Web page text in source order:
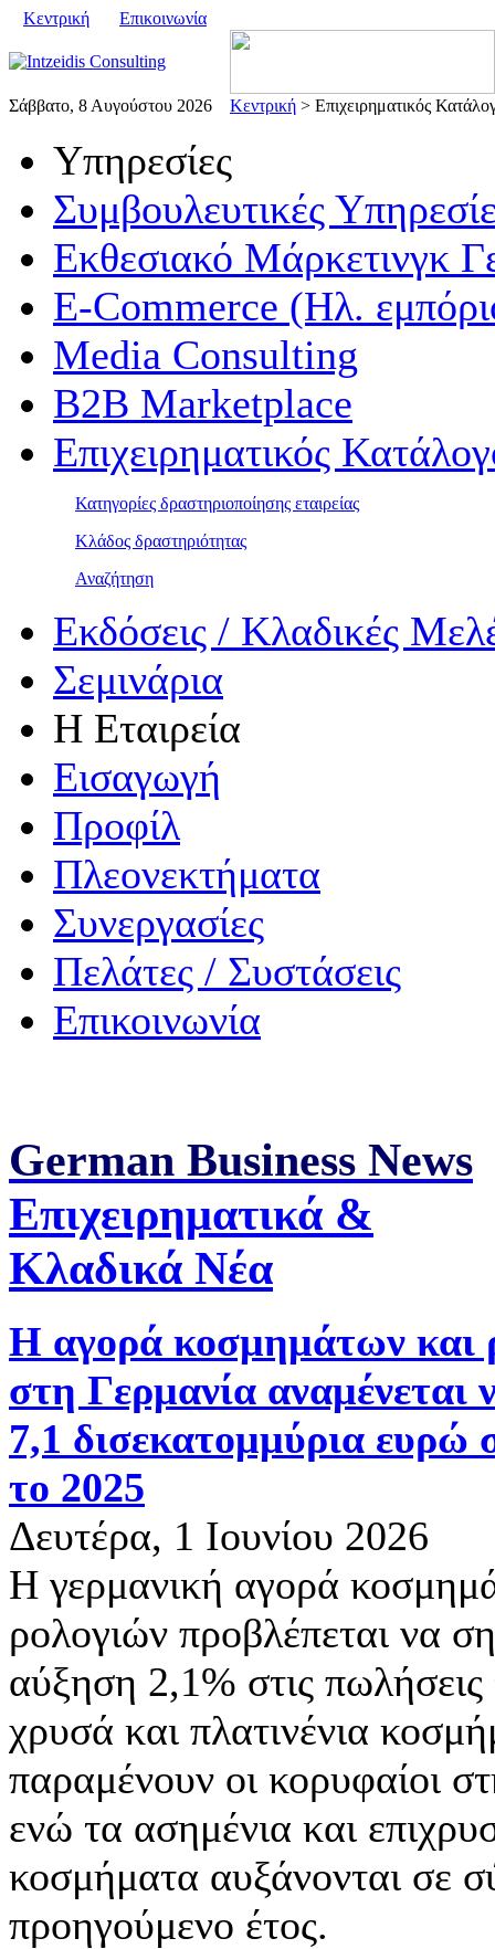
Κεντρική Επικοινωνία
Σάββατο, 8 Αυγούστου 2026 Κεντρική > Επιχειρηματικός
Υπηρεσίες
Συμβουλευτικές
Εκθεσιακό Μάρκετινγκ
E-Commerce (Ηλ.
Media Consulting
B2B Marketplace
Επιχειρηματικός
Κατηγορίες δραστηριοποίησης εταιρείας
Κλάδος δραστηριότητας
Αναζήτηση
Εκδόσεις / Κλαδικές
Σεμινάρια
Η Εταιρεία
Εισαγωγή
Προφίλ
Πλεονεκτήματα
Συνεργασίες
Πελάτες / Συστάσεις
Επικοινωνία
German Business News
Επιχειρηματικά &
Κλαδικά Νέα
Η αγορά κοσμημάτων και
στη Γερμανία αναμένεται
7,1 δισεκατομμύρια ευρώ
το 2025
Δευτέρα, 1 Ιουνίου 2026
Η γερμανική αγορά
ρολογιών προβλέπεται να
αύξηση 2,1% στις
χρυσά και πλατινένια
παραμένουν οι κορυφαίοι
ενώ τα ασημένια και
κοσμήματα αυξάνονται σε
προηγούμενο έτος.